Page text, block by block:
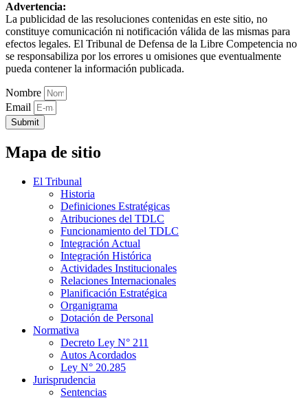
Advertencia:
La publicidad de las resoluciones contenidas en este sitio, no
constituye comunicación ni notificación válida de las mismas para
efectos legales. El Tribunal de Defensa de la Libre Competencia no
se responsabiliza por los errores u omisiones que eventualmente
pueda contener la información publicada.
Nombre
Email
Submit
Mapa de sitio
El Tribunal
Historia
Definiciones Estratégicas
Atribuciones del TDLC
Funcionamiento del TDLC
Integración Actual
Integración Histórica
Actividades Institucionales
Relaciones Internacionales
Planificación Estratégica
Organigrama
Dotación de Personal
Normativa
Decreto Ley N° 211
Autos Acordados
Ley N° 20.285
Jurisprudencia
Sentencias